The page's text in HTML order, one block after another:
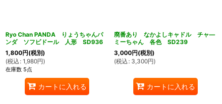
Ryo Chan PANDA りょうちゃんパ
ンダ ソフビドール 人形 SD936
1,800円(税別)
(税込 : 1,980円)
在庫数 5点
カートに入れる
廃番あり なかよしキャドル チャ―
ミーちゃん 各色 SD239
3,000円(税別)
(税込 : 3,300円)
カートに入れる